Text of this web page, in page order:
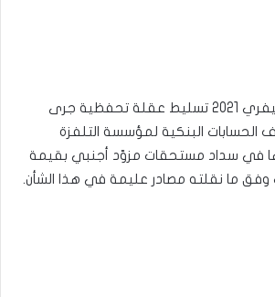
تم اليوم الاثنين 22 فيفري 2021 تسليط عقلة تحفظية جرى
البنكية لمؤسسة التلفزة
في سداد مستحقات مزوّد أجنبي بقيمة